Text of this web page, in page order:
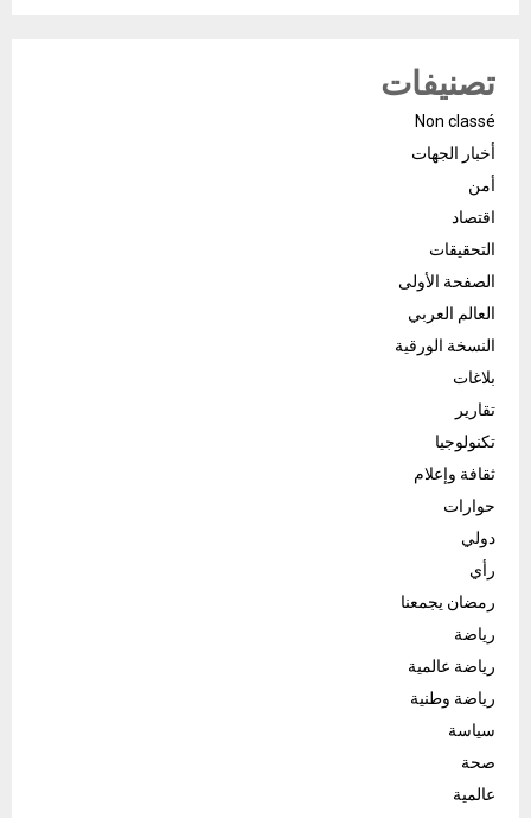
تصنيفات
Non classé
أخبار الجهات
أمن
اقتصاد
التحقيقات
الصفحة الأولى
العالم العربي
النسخة الورقية
بلاغات
تقارير
تكنولوجيا
ثقافة وإعلام
حوارات
دولي
رأي
رمضان يجمعنا
رياضة
رياضة عالمية
رياضة وطنية
سياسة
صحة
عالمية